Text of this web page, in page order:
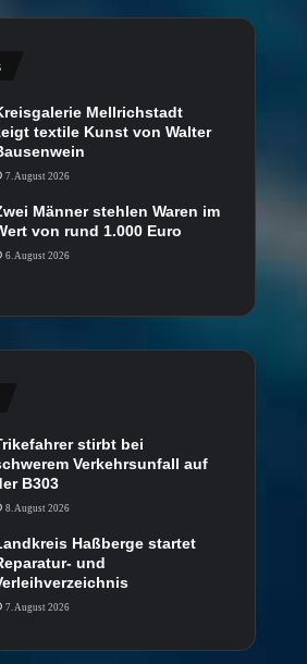
Mellrichstadt
textile Kunst von Walter
7. August 2026
Männer stehlen Waren im
von rund 1.000 Euro
6. August 2026
stirbt bei
Verkehrsunfall auf
B303
8. August 2026
Haßberge startet
und
7. August 2026